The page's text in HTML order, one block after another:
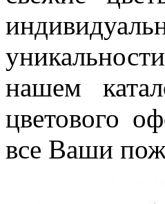
нашем
цветового
все Ваши